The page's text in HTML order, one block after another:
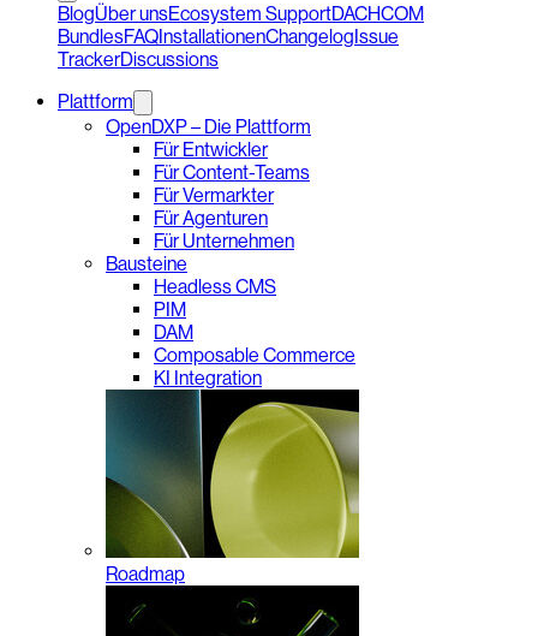
BlogÜber unsEcosystem SupportDACHCOM
BundlesFAQInstallationenChangelogIssue
TrackerDiscussions
Plattform
OpenDXP – Die Plattform
Für Entwickler
Für Content-Teams
Für Vermarkter
Für Agenturen
Für Unternehmen
Bausteine
Headless CMS
PIM
DAM
Composable Commerce
KI Integration
Roadmap